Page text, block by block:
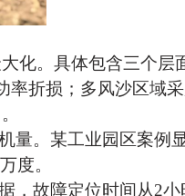
化。具体包含三个层
折损；多风沙区域采
量。某工业园区案例
度。
，故障定位时间从2小